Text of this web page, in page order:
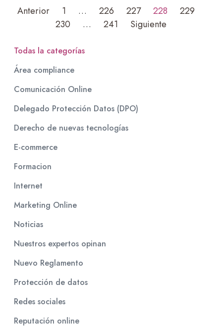
Área compliance
Comunicación Online
Delegado Protección Datos (DPO)
Derecho de nuevas tecnologías
E-commerce
Formacion
Internet
Marketing Online
Noticias
Nuestros expertos opinan
Nuevo Reglamento
Protección de datos
Redes sociales
Reputación online
Todas la categorías
Anterior 1 … 226 227 228
229
230
… 241 Siguiente